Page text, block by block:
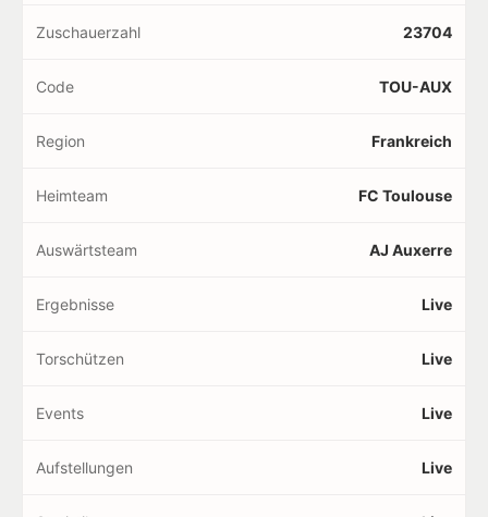
Zuschauerzahl 23704
Code TOU-AUX
Region Frankreich
Heimteam FC Toulouse
Auswärtsteam AJ Auxerre
Ergebnisse Live
Torschützen Live
Events Live
Aufstellungen Live